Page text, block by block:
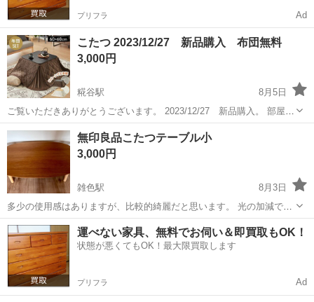
プリフラ Ad
こたつ 2023/12/27 新品購入 布団無料
3,000円
糀谷駅
8月5日
ご覧いただきありがとうございます。 2023/12/27 新品購入。 ​部屋ま
で引き取りに来られる方限定となります（中古品にご理解くださ
い）。 こたつ布団もございますが、洗濯なし（現状渡し）でよろしけ
れば【無料】で...
東京 大田区 糀谷駅 テーブル
無印良品こたつテーブル小
3,000円
雑色駅
8月3日
多少の使用感はありますが、比較的綺麗だと思います。 光の加減で実
物よりも天板が少し濃い色となっております。脚の色を参考にしてい
ただくといいかもしれません。 110×62×35 ★こたつのコード紛失して
おりますので、テーブ...
東京 大田区 雑色駅 テーブル
運べない家具、無料でお伺い＆即買取もOK！
状態が悪くてもOK！最大限買取します
プリフラ Ad